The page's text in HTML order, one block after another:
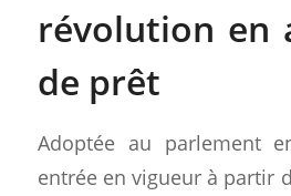
révolution en
de prêt
Adoptée au parlement
entrée en vigueur à partir